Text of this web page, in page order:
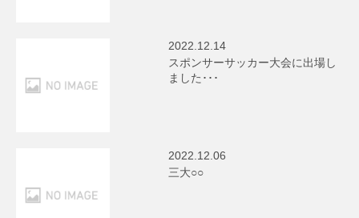
2022.12.14
スポンサーサッカー大会に出場し
ました･･･
2022.12.06
三大○○